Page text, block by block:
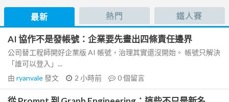
最新 熱門 鐵人賽
AI 協作不是發帳號：企業要先畫出四條責任邊界
公司替工程師開好企業版 AI 帳號，治理其實還沒開始。 帳號只解決
「誰可以登入」...
由 ryanvale發文 2 小時前 0個留言